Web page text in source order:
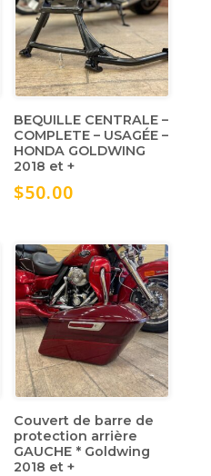
BEQUILLE CENTRALE –
COMPLETE – USAGÉE –
HONDA GOLDWING
2018 et +
$50.00
Couvert de barre de
protection arrière
GAUCHE * Goldwing
2018 et +